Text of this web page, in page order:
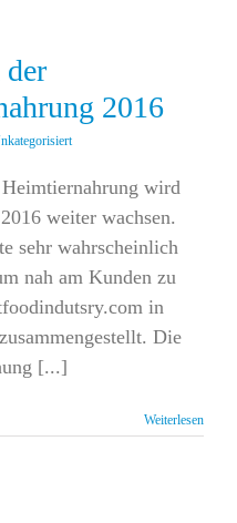
2016
wird
weiter wachsen.
sehr wahrscheinlich
nah am Kunden zu
in
Die
[...]
Weiterlesen